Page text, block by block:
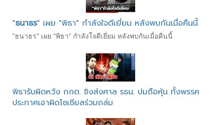
"ธนาธร" เผย "พิธา" กำลังใจดีเยี่ยม หลังพบกันเมื่อคืนนี้
"ธนาธร" เผย "พิธา" กำลังใจดีเยี่ยม หลังพบกันเมื่อคืนนี้
พิธารับผิดหวัง กกต. ชิงส่งศาล รธน. ปมถือหุ้น ทั้งพรรค
ประกาศเอาผิดโซเชียลร่วมถล่ม